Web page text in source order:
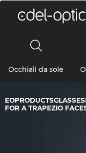
Occhiali da sole
FOR A TRAPEZIO